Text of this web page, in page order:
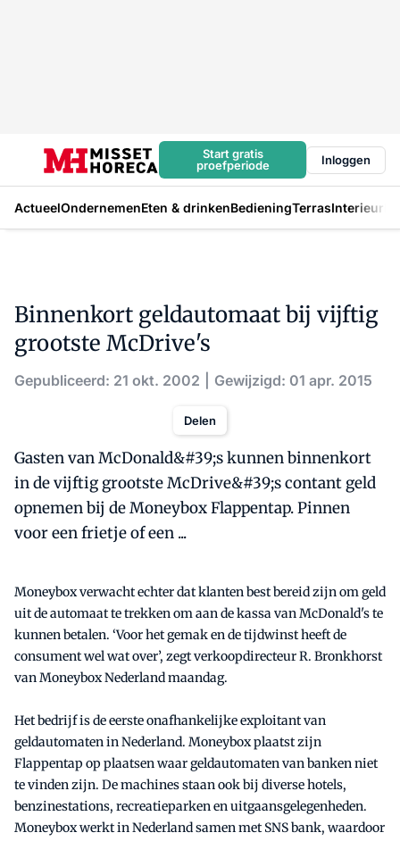
Start gratis
proefperiode
Inloggen
ActueelOndernemenEten & drinkenBedieningTerrasInterieur
Binnenkort geldautomaat bij vijftig
grootste McDrive's
Gepubliceerd: 21 okt. 2002 Gewijzigd: 01 apr. 2015
Delen
Gasten van McDonald&#39;s kunnen binnenkort
in de vijftig grootste McDrive&#39;s contant geld
opnemen bij de Moneybox Flappentap. Pinnen
voor een frietje of een ...
Moneybox verwacht echter dat klanten best bereid zijn om geld
uit de automaat te trekken om aan de kassa van McDonald's te
kunnen betalen. ‘Voor het gemak en de tijdwinst heeft de
consument wel wat over’, zegt verkoopdirecteur R. Bronkhorst
van Moneybox Nederland maandag.
Het bedrijf is de eerste onafhankelijke exploitant van
geldautomaten in Nederland. Moneybox plaatst zijn
Flappentap op plaatsen waar geldautomaten van banken niet
te vinden zijn. De machines staan ook bij diverse hotels,
benzinestations, recreatieparken en uitgaansgelegenheden.
Moneybox werkt in Nederland samen met SNS bank, waardoor